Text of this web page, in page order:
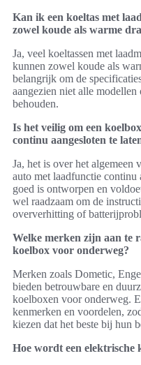
Kan ik een koeltas met
zowel koude als warme
Ja, veel koeltassen met
kunnen zowel koude als
belangrijk om de
aangezien niet alle
behouden.
Is het veilig om een
continu aangesloten te
Ja, het is over het
auto met laadfunctie continu
goed is ontworpen en
wel raadzaam om de
oververhitting of
Welke merken zijn aan te
koelbox voor onderweg?
Merken zoals Dometic,
bieden betrouwbare en
koelboxen voor onderweg.
kenmerken en voordelen,
kiezen dat het beste bij hun
Hoe wordt een elektrische